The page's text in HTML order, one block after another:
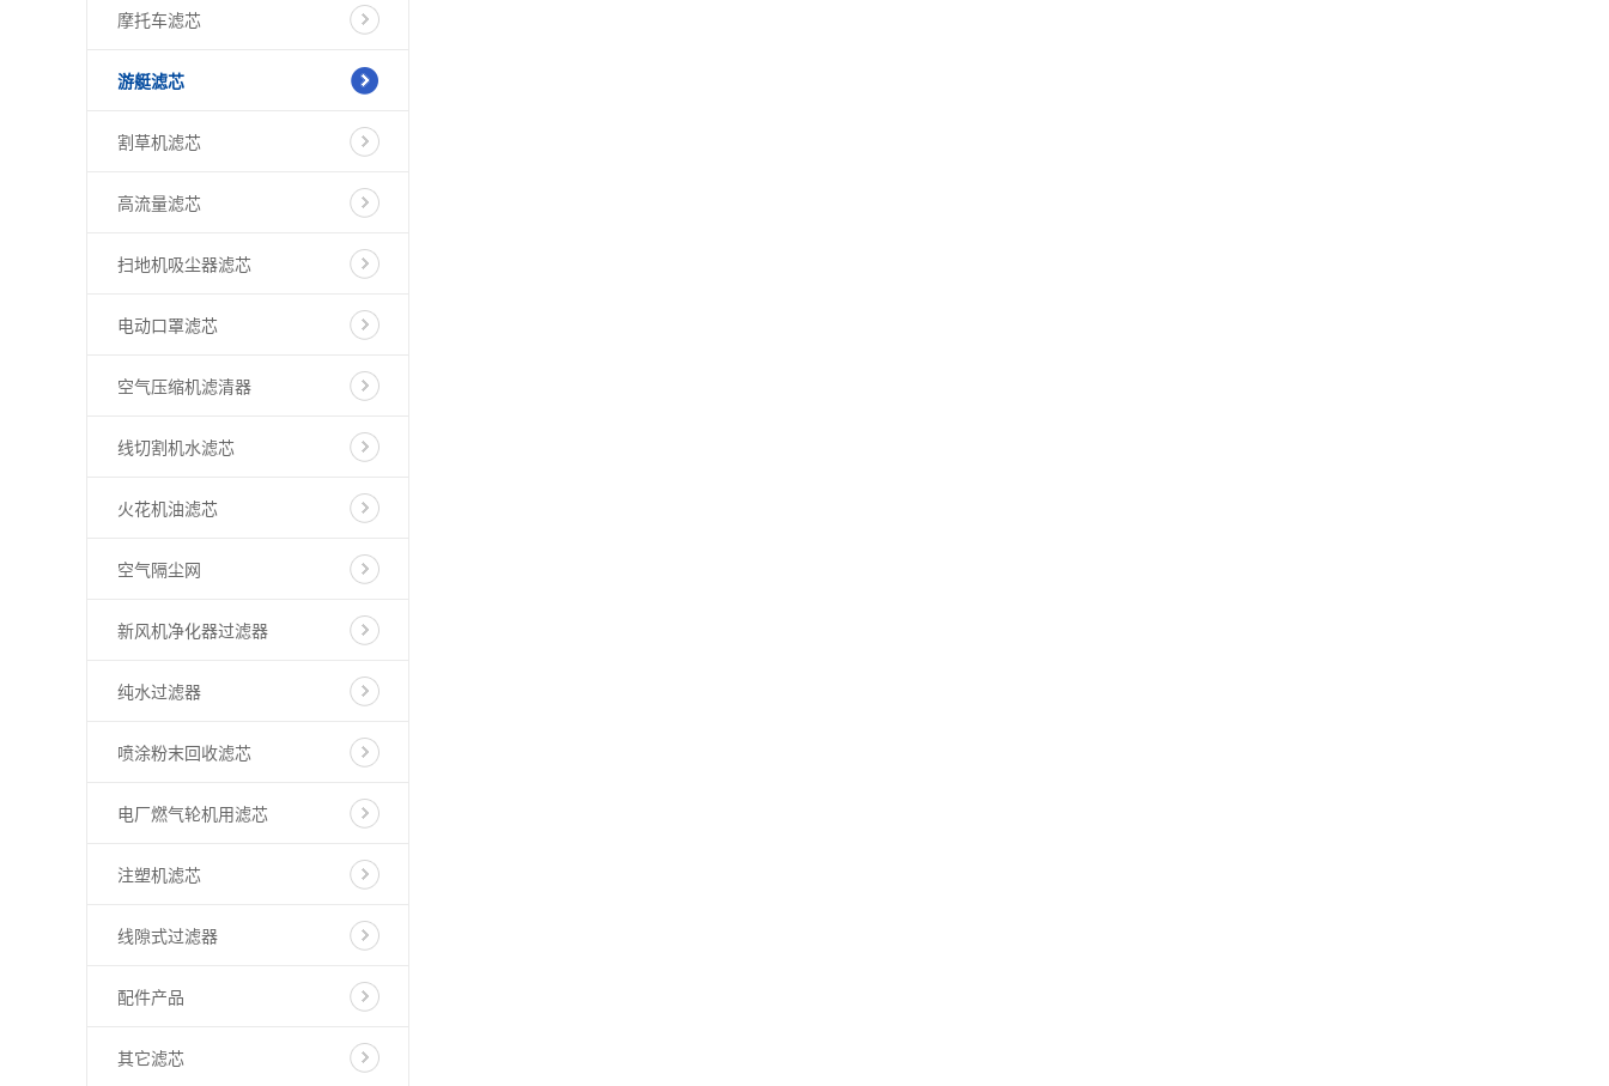
摩托车滤芯
游艇滤芯
割草机滤芯
高流量滤芯
扫地机吸尘器滤芯
电动口罩滤芯
空气压缩机滤清器
线切割机水滤芯
火花机油滤芯
空气隔尘网
新风机净化器过滤器
纯水过滤器
喷涂粉末回收滤芯
电厂燃气轮机用滤芯
注塑机滤芯
线隙式过滤器
配件产品
其它滤芯